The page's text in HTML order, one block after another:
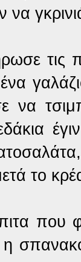
τις
να
το
που